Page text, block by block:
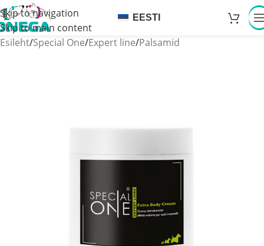
Skip to navigation
Skip to main content
EESTI
Esileht/Special One/Expert line/Palsamid